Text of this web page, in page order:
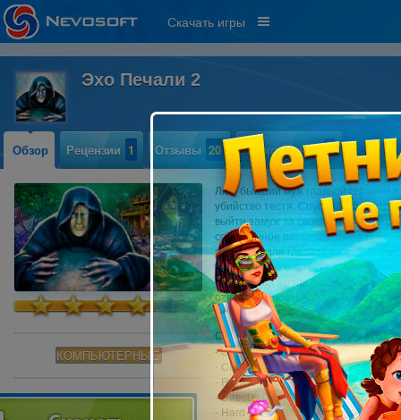
Скачать игры
Эхо Печали 2
Обзор Рецензии 1 Отзывы 20 Прохождение 2
КОМПЬЮТЕРНЫЕ
Люк, бывший муж главной героини
убийство тестя. Спустя 10 лет он
выйти замуж за своего
собственное расследование тех
новостью для главной героини
мужа. Она находит способ
совместная жизнь была полна
ответственность за гибель отца
2»
Системные требования:
- OS: Windows XP/Vista/Win7/Win8
- CPU: 1.4 GHz
- RAM: 512 MB
- DirectX: 9.0
- Hard Drive: 800 MB